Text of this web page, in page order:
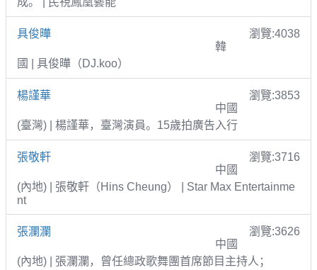
具俊曄
瀏覽:4038
韓
國 | 具俊曄（DJ.koo）
楊謹華
瀏覽:3853
中國
(臺灣) | 楊謹華，臺灣演員。15歲拍廣告入行
張敬軒
瀏覽:3716
中國
(內地) | 張敬軒（Hins Cheung） | Star Max Entertainme
nt
張瀾瀾
瀏覽:3626
中國
(內地) | 張瀾瀾，曾任總政歌舞團首席節目主持人；